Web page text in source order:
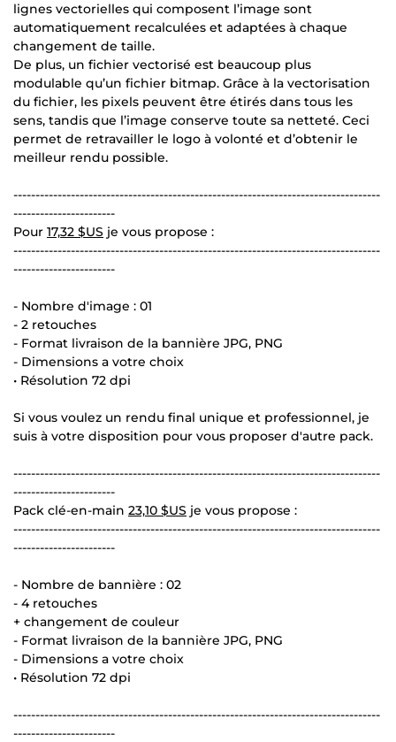
lignes vectorielles qui composent l’image sont
automatiquement recalculées et adaptées à chaque
changement de taille.
De plus, un fichier vectorisé est beaucoup plus
modulable qu’un fichier bitmap. Grâce à la vectorisation
du fichier, les pixels peuvent être étirés dans tous les
sens, tandis que l’image conserve toute sa netteté. Ceci
permet de retravailler le logo à volonté et d’obtenir le
meilleur rendu possible.
-----------------------------------------------------------------------------------
-----------------------
Pour 17,32 $US je vous propose :
-----------------------------------------------------------------------------------
-----------------------
- Nombre d'image : 01
- 2 retouches
- Format livraison de la bannière JPG, PNG
- Dimensions a votre choix
• Résolution 72 dpi
Si vous voulez un rendu final unique et professionnel, je
suis à votre disposition pour vous proposer d'autre pack.
-----------------------------------------------------------------------------------
-----------------------
Pack clé-en-main 23,10 $US je vous propose :
-----------------------------------------------------------------------------------
-----------------------
- Nombre de bannière : 02
- 4 retouches
+ changement de couleur
- Format livraison de la bannière JPG, PNG
- Dimensions a votre choix
• Résolution 72 dpi
-----------------------------------------------------------------------------------
-----------------------